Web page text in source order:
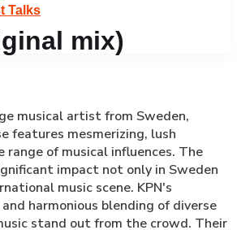
Talks
mix)
musical artist from Sweden,
features mesmerizing, lush
range of musical influences. The
impact not only in Sweden
music scene. KPN's
harmonious blending of diverse
stand out from the crowd. Their